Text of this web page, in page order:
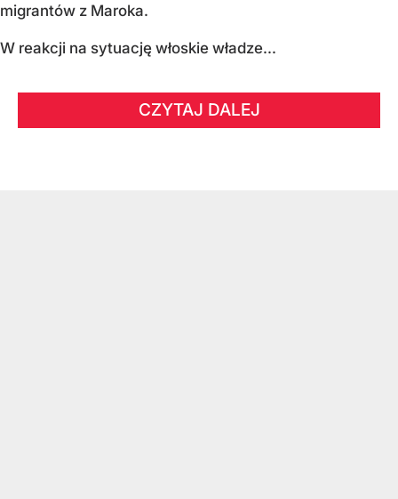
migrantów z Maroka.
W reakcji na sytuację włoskie władze...
CZYTAJ DALEJ